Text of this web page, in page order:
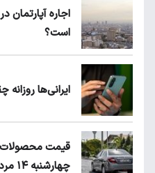
اجاره آپارتمان
است؟
ایرانی‌ها
قیمت محصولات
چهارشنبه ۱۴ مرداد ۱۴۰۵